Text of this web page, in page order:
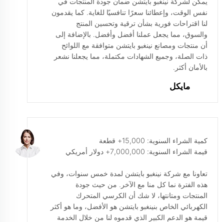
نفس الوقت، وإعطائنا سعرًا تنافسيًا للغاية. كما يقدمون
لنا اقتراحات فورية بشأن ترقية وتحسين المنتج
والسوق، مما يجعل عملنا أفضل وأفضل. بالإضافة إلى
أن منتجات ومصانع نينغبو بايتشن متوافقة مع اللوائح
ذات الصلة، وجميع الشهادات مكتملة، مما يجعلنا نشعر
بالأمان أكثر.
مايكل
كمية الشراء السنوية: 15,000+ قطعة
قيمة الشراء السنوية: 7,000,000+ دولار أمريكي
تعاونا مع شركة نينغبو بايتشن لمدة خمس سنوات، وفي
هذه الفترة نما كل منا مع الآخر. من حيث جودة
المنتجات ومتانتها، لا شك أن الكرسي المتحرك
الكهربائي الخاص بنينغبو بايتشن هو الأفضل، وما هو أكثر
قيمة هو الدعم الكبير الذي قدموه لنا من خلال الخدمة